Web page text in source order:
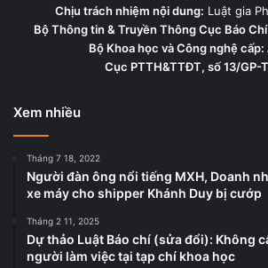
Chịu trách nhiệm nội dung: Luật gia
Bộ Thông tin & Truyền Thông Cục Báo
Bộ Khoa học và Công nghệ
Cục PTTH&TTĐT, số 13/GP-
Xem nhiều
Tháng 7 18, 2022
Người đàn ông nổi tiếng MXH, Doanh
xe máy cho shipper Khánh Duy bị cướp
Tháng 2 11, 2025
Dự thảo Luật Báo chí (sửa đổi): Không
người làm việc tại tạp chí khoa học